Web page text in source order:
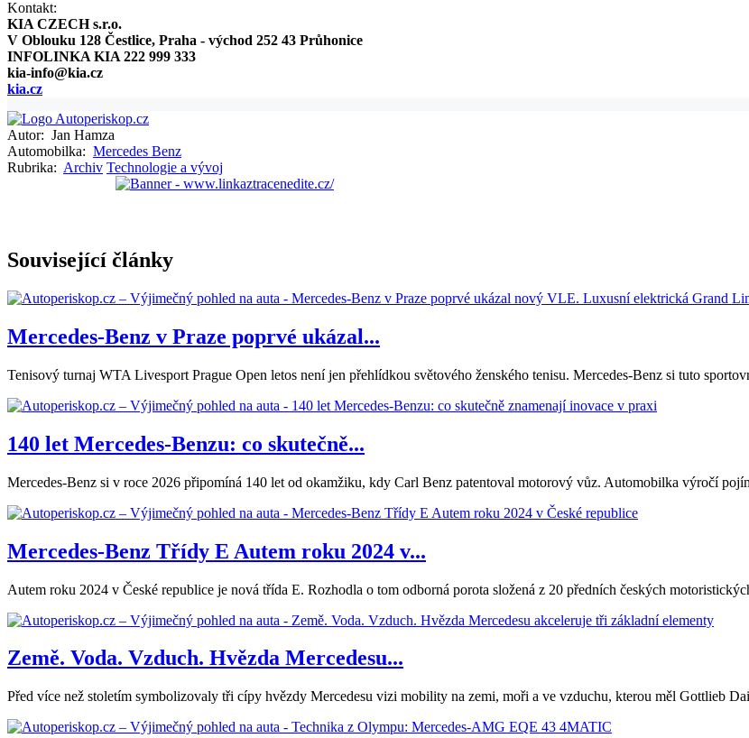
Kontakt:
KIA CZECH s.r.o.
V Oblouku 128 Čestlice, Praha - východ 252 43 Průhonice
INFOLINKA KIA 222 999 333
kia-info@kia.cz
kia.cz
Autor: Jan Hamza
Automobilka: Mercedes Benz
Rubrika: Archiv Technologie a vývoj
Související články
Mercedes-Benz v Praze poprvé ukázal...
Tenisový turnaj WTA Livesport Prague Open letos není jen přehlídkou světového ženského tenisu. Mercedes-Benz si tuto
140 let Mercedes-Benzu: co skutečně...
Mercedes-Benz si v roce 2026 připomíná 140 let od okamžiku, kdy Carl Benz patentoval motorový vůz. Automobilka výročí
Mercedes-Benz Třídy E Autem roku 2024 v...
Autem roku 2024 v České republice je nová třída E. Rozhodla o tom odborná porota složená z 20 předních českých
Země. Voda. Vzduch. Hvězda Mercedesu...
Před více než stoletím symbolizovaly tři cípy hvězdy Mercedesu vizi mobility na zemi, moři a ve vzduchu, kterou měl Gottlieb